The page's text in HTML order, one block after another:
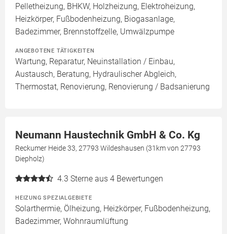
Pelletheizung, BHKW, Holzheizung, Elektroheizung,
Heizkörper, Fußbodenheizung, Biogasanlage,
Badezimmer, Brennstoffzelle, Umwälzpumpe
ANGEBOTENE TÄTIGKEITEN
Wartung, Reparatur, Neuinstallation / Einbau,
Austausch, Beratung, Hydraulischer Abgleich,
Thermostat, Renovierung, Renovierung / Badsanierung
Neumann Haustechnik GmbH & Co. Kg
Reckumer Heide 33, 27793 Wildeshausen (31km von 27793
Diepholz)
4.3 Sterne aus 4 Bewertungen
HEIZUNG SPEZIALGEBIETE
Solarthermie, Ölheizung, Heizkörper, Fußbodenheizung,
Badezimmer, Wohnraumlüftung